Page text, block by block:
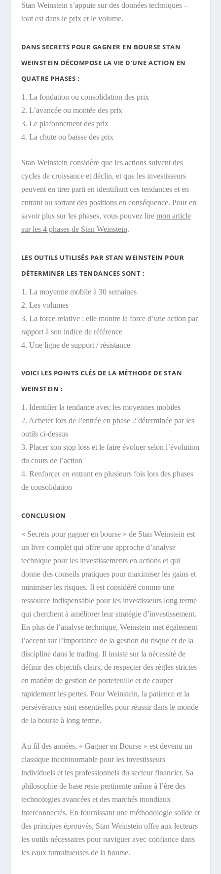
Stan Weinstein s’appuie sur des données techniques –
tout est dans le prix et le volume.
DANS SECRETS POUR GAGNER EN BOURSE STAN
WEINSTEIN DÉCOMPOSE LA VIE D’UNE ACTION EN
QUATRE PHASES :
1. La fondation ou consolidation des prix
2. L’avancée ou montée des prix
3. Le plafonnement des prix
4. La chute ou baisse des prix
Stan Weinstein considère que les actions suivent des
cycles de croissance et déclin, et que les investisseurs
peuvent en tirer parti en identifiant ces tendances et en
entrant ou sortant des positions en conséquence. Pour en
savoir plus sur les phases, vous pouvez lire mon article
sur les 4 phases de Stan Weinstein.
LES OUTILS UTILISÉS PAR STAN WEINSTEIN POUR
DÉTERMINER LES TENDANCES SONT :
1. La moyenne mobile à 30 semaines
2. Les volumes
3. La force relative : elle montre la force d’une action par
rapport à son indice de référence
4. Une ligne de support / résistance
VOICI LES POINTS CLÉS DE LA MÉTHODE DE STAN
WEINSTEIN :
1. Identifier la tendance avec les moyennes mobiles
2. Acheter lors de l’entrée en phase 2 déterminée par les
outils ci-dessus
3. Placer son stop loss et le faire évoluer selon l’évolution
du cours de l’action
4. Renforcer en entrant en plusieurs fois lors des phases
de consolidation
CONCLUSION
« Secrets pour gagner en bourse » de Stan Weinstein est
un livre complet qui offre une approche d’analyse
technique pour les investissements en actions et qui
donne des conseils pratiques pour maximiser les gains et
minimiser les risques. Il est considéré comme une
ressource indispensable pour les investisseurs long terme
qui cherchent à améliorer leur stratégie d’investissement.
En plus de l’analyse technique, Weinstein met également
l’accent sur l’importance de la gestion du risque et de la
discipline dans le trading. Il insiste sur la nécessité de
définir des objectifs clairs, de respecter des règles strictes
en matière de gestion de portefeuille et de couper
rapidement les pertes. Pour Weinstein, la patience et la
persévérance sont essentielles pour réussir dans le monde
de la bourse à long terme.
Au fil des années, « Gagner en Bourse » est devenu un
classique incontournable pour les investisseurs
individuels et les professionnels du secteur financier. Sa
philosophie de base reste pertinente même à l’ère des
technologies avancées et des marchés mondiaux
interconnectés. En fournissant une méthodologie solide et
des principes éprouvés, Stan Weinstein offre aux lecteurs
les outils nécessaires pour naviguer avec confiance dans
les eaux tumultueuses de la bourse.